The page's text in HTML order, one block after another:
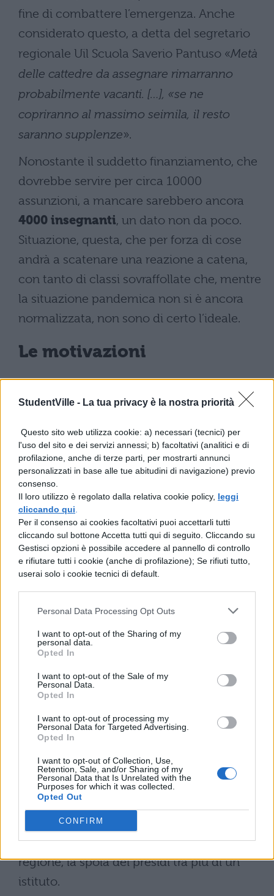
StudentVille - La tua privacy è la nostra priorità
Questo sito web utilizza cookie: a) necessari (tecnici) per
l'uso del sito e dei servizi annessi; b) facoltativi (analitici e di
profilazione, anche di terze parti, per mostrarti annunci
personalizzati in base alle tue abitudini di navigazione) previo
consenso.
Il loro utilizzo è regolato dalla relativa cookie policy, leggi
cliccando qui
Per il consenso ai cookies facoltativi puoi accettarli tutti
cliccando sul bottone Accetta tutti qui di seguito. Cliccando su
Gestisci opzioni è possibile accedere al pannello di controllo
e rifiutare tutti i cookie (anche di profilazione); Se rifiuti tutto,
userai solo i cookie tecnici di default.
Personal Data Processing Opt Outs
I want to opt-out of the Sharing of my
personal data.
Opted In
I want to opt-out of the Sale of my
Personal Data.
Opted In
I want to opt-out of processing my
Personal Data for Targeted Advertising.
Opted In
I want to opt-out of Collection, Use,
Retention, Sale, and/or Sharing of my
Personal Data that Is Unrelated with the
Purposes for which it was collected.
Opted Out
CONFIRM
fine di combattere l’emergenza. Anche
considerato questo, a detta del segretario
regionale Uil Scuola Saverio Pantuso «Metà
delle cattedre da assegnare rimarranno
probabilmente vacanti. […], «se ne
copriranno al massimo seimila, il resto
saranno supplenze».
Nonostante il suddetto finanziamento, che
dovrebbe servire per circa 10000
assunzioni, a mancare sarebbero ancora
4000 insegnanti, un dato non da poco.
Situazione, questa, che per forza di cose
andrà a scatenare una reazione a catena,
con tanto di classi sovraffollate che, mentre
la situazione pandemica non si è ancora
normalizzata, non sono di certo l’ideale.
Le motivazioni
A complicare la situazione sono anche i
concorsiche non sono stati ancora
materie di concorso comematematica e
scienzenelle scuole medie. In tale ambito
devono essere confermati circa 600
insegnanti. Da oramai circa un anno. La
difficoltà, in questo caso, sta nel fatto di
non essere riusciti a formare le
commissioni per svolgere l’esame orale. Tali
commissioni sono in genere formate da tre
ad essere pochi, sono anche pagati non
secondo le aspettative, e questo li
disincentiva ad assumere un tale incarico.
Un’altra difficoltà risiede nei frequenti
erroriche regnano sovrani nelle
graduatorie provincialiin fatto di
supplenze.
Ma tale disagio non riguarda solamente i
professori: anche tra ipresidila situazione
non è affatto rosea, con almeno 40
presidenze che rimarranno scoperte. Dalle
quali deriverà, per il 5% delle scuole della
regione, la spola dei presidi tra più di un
istituto.